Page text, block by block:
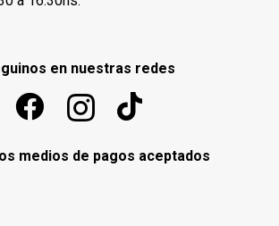
en nuestras redes
medios de pagos aceptados